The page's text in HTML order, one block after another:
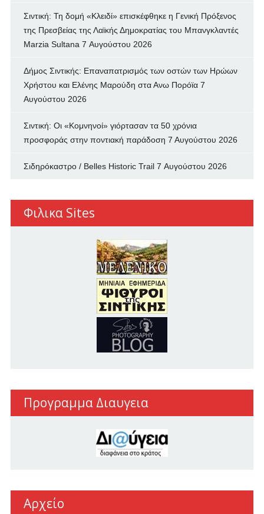
Σιντική: Τη δομή «Κλειδί» επισκέφθηκε η Γενική Πρόξενος
της Πρεσβείας της Λαϊκής Δημοκρατίας του Μπανγκλαντές
Marzia Sultana 7 Αυγούστου 2026
Δήμος Σιντικής: Επαναπατρισμός των oστών των Ηρώων
Χρήστου και Ελένης Μαρούδη στα Ανω Πορόϊα 7
Αυγούστου 2026
Σιντική: Οι «Κομνηνοί» γιόρτασαν τα 50 χρόνια
προσφοράς στην ποντιακή παράδοση 7 Αυγούστου 2026
Σιδηρόκαστρο / Belles Historic Trail 7 Αυγούστου 2026
Φιλικα Sites
Προγραμμα Διαυγεια
Αρχείο